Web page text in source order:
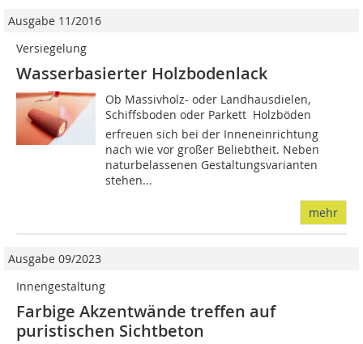
Ausgabe 11/2016
Versiegelung
Wasserbasierter Holzbodenlack
Ob Massivholz- oder Landhausdielen,
Schiffsboden oder Parkett  Holzböden
erfreuen sich bei der Inneneinrichtung
nach wie vor großer Beliebtheit. Neben
naturbelassenen Gestaltungsvarianten
stehen...
mehr
Ausgabe 09/2023
Innengestaltung
Farbige Akzentwände treffen auf
puristischen Sichtbeton